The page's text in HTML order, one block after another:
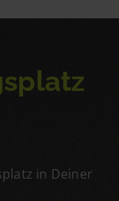
in Deiner